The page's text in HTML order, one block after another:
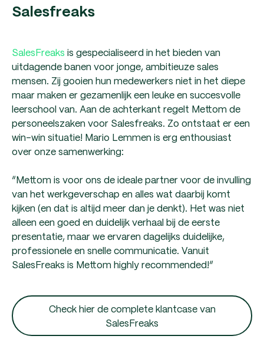
Salesfreaks
SalesFreaks is gespecialiseerd in het bieden van
uitdagende banen voor jonge, ambitieuze sales
mensen. Zij gooien hun medewerkers niet in het diepe
maar maken er gezamenlijk een leuke en succesvolle
leerschool van. Aan de achterkant regelt Mettom de
personeelszaken voor Salesfreaks. Zo ontstaat er een
win-win situatie! Mario Lemmen is erg enthousiast
over onze samenwerking:
“Mettom is voor ons de ideale partner voor de invulling
van het werkgeverschap en alles wat daarbij komt
kijken (en dat is altijd meer dan je denkt). Het was niet
alleen een goed en duidelijk verhaal bij de eerste
presentatie, maar we ervaren dagelijks duidelijke,
professionele en snelle communicatie. Vanuit
SalesFreaks is Mettom highly recommended!”
Check hier de complete klantcase van
SalesFreaks